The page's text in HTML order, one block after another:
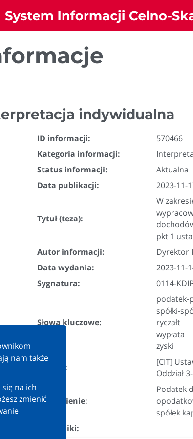
indywidualna
ID informacji:
570466
Kategoria informacji:
Status informacji:
Aktualna
Data publikacji:
2023-11-
Tytuł (teza):
W
pkt 1
Autor informacji:
Dyrektor
Data wydania:
2023-11-
Sygnatura:
0114-
Słowa kluczowe:
podatek-
spółki-
ryczałt
wypłata
zyski
Przepis:
[CIT]
Oddział
Zagadnienie:
Podatek
spółek
Załączniki:
nam także
się na ich
zmienić